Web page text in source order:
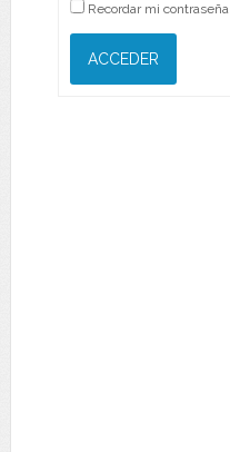
Recordar mi contraseña
ACCEDER